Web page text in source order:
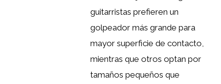
guitarristas prefieren un
golpeador más grande para
mayor superficie de contacto,
mientras que otros optan por
tamaños pequeños que